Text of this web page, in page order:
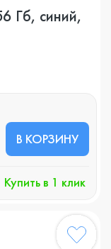
Гб, синий,
В КОРЗИНУ
Купить в 1 клик